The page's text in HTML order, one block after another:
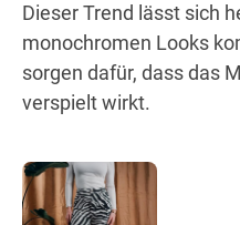
Dieser Trend lässt sich
monochromen Looks
sorgen dafür, dass das
verspielt wirkt.